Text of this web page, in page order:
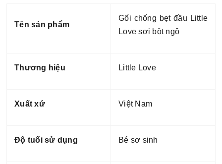
Tên sản phẩm
Gối chống bẹt đầu Little
Love sợi bột ngô
Thương hiệu Little Love
Xuất xứ Việt Nam
Độ tuổi sử dụng Bé sơ sinh